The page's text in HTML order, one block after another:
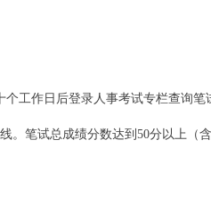
工作日后登录人事考试专栏查询笔
笔试总成绩分数达到50分以上（